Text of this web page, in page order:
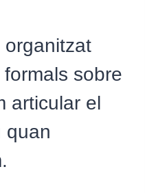
organitzat
sobre
articular el
quan